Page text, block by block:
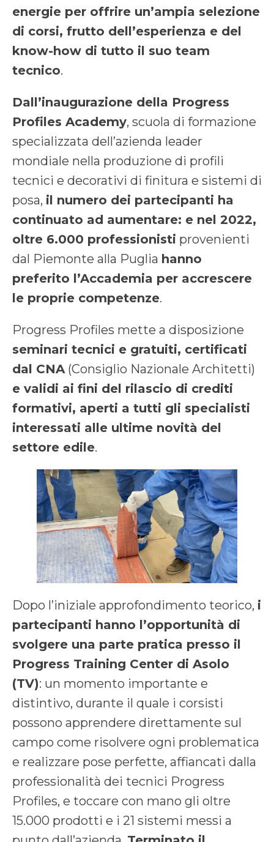
energie per offrire un’ampia selezione
di corsi, frutto dell’esperienza e del
know-how di tutto il suo team
tecnico.
Dall’inaugurazione della Progress
Profiles Academy, scuola di formazione
specializzata dell’azienda leader
mondiale nella produzione di profili
tecnici e decorativi di finitura e sistemi di
posa, il numero dei partecipanti ha
continuato ad aumentare: e nel 2022,
oltre 6.000 professionisti provenienti
dal Piemonte alla Puglia hanno
preferito l’Accademia per accrescere
le proprie competenze.
Progress Profiles mette a disposizione
seminari tecnici e gratuiti, certificati
dal CNA (Consiglio Nazionale Architetti)
e validi ai fini del rilascio di crediti
formativi, aperti a tutti gli specialisti
interessati alle ultime novità del
settore edile.
Dopo l’iniziale approfondimento teorico, i
partecipanti hanno l’opportunità di
svolgere una parte pratica presso il
Progress Training Center di Asolo
(TV): un momento importante e
distintivo, durante il quale i corsisti
possono apprendere direttamente sul
campo come risolvere ogni problematica
e realizzare pose perfette, affiancati dalla
professionalità dei tecnici Progress
Profiles, e toccare con mano gli oltre
15.000 prodotti e i 21 sistemi messi a